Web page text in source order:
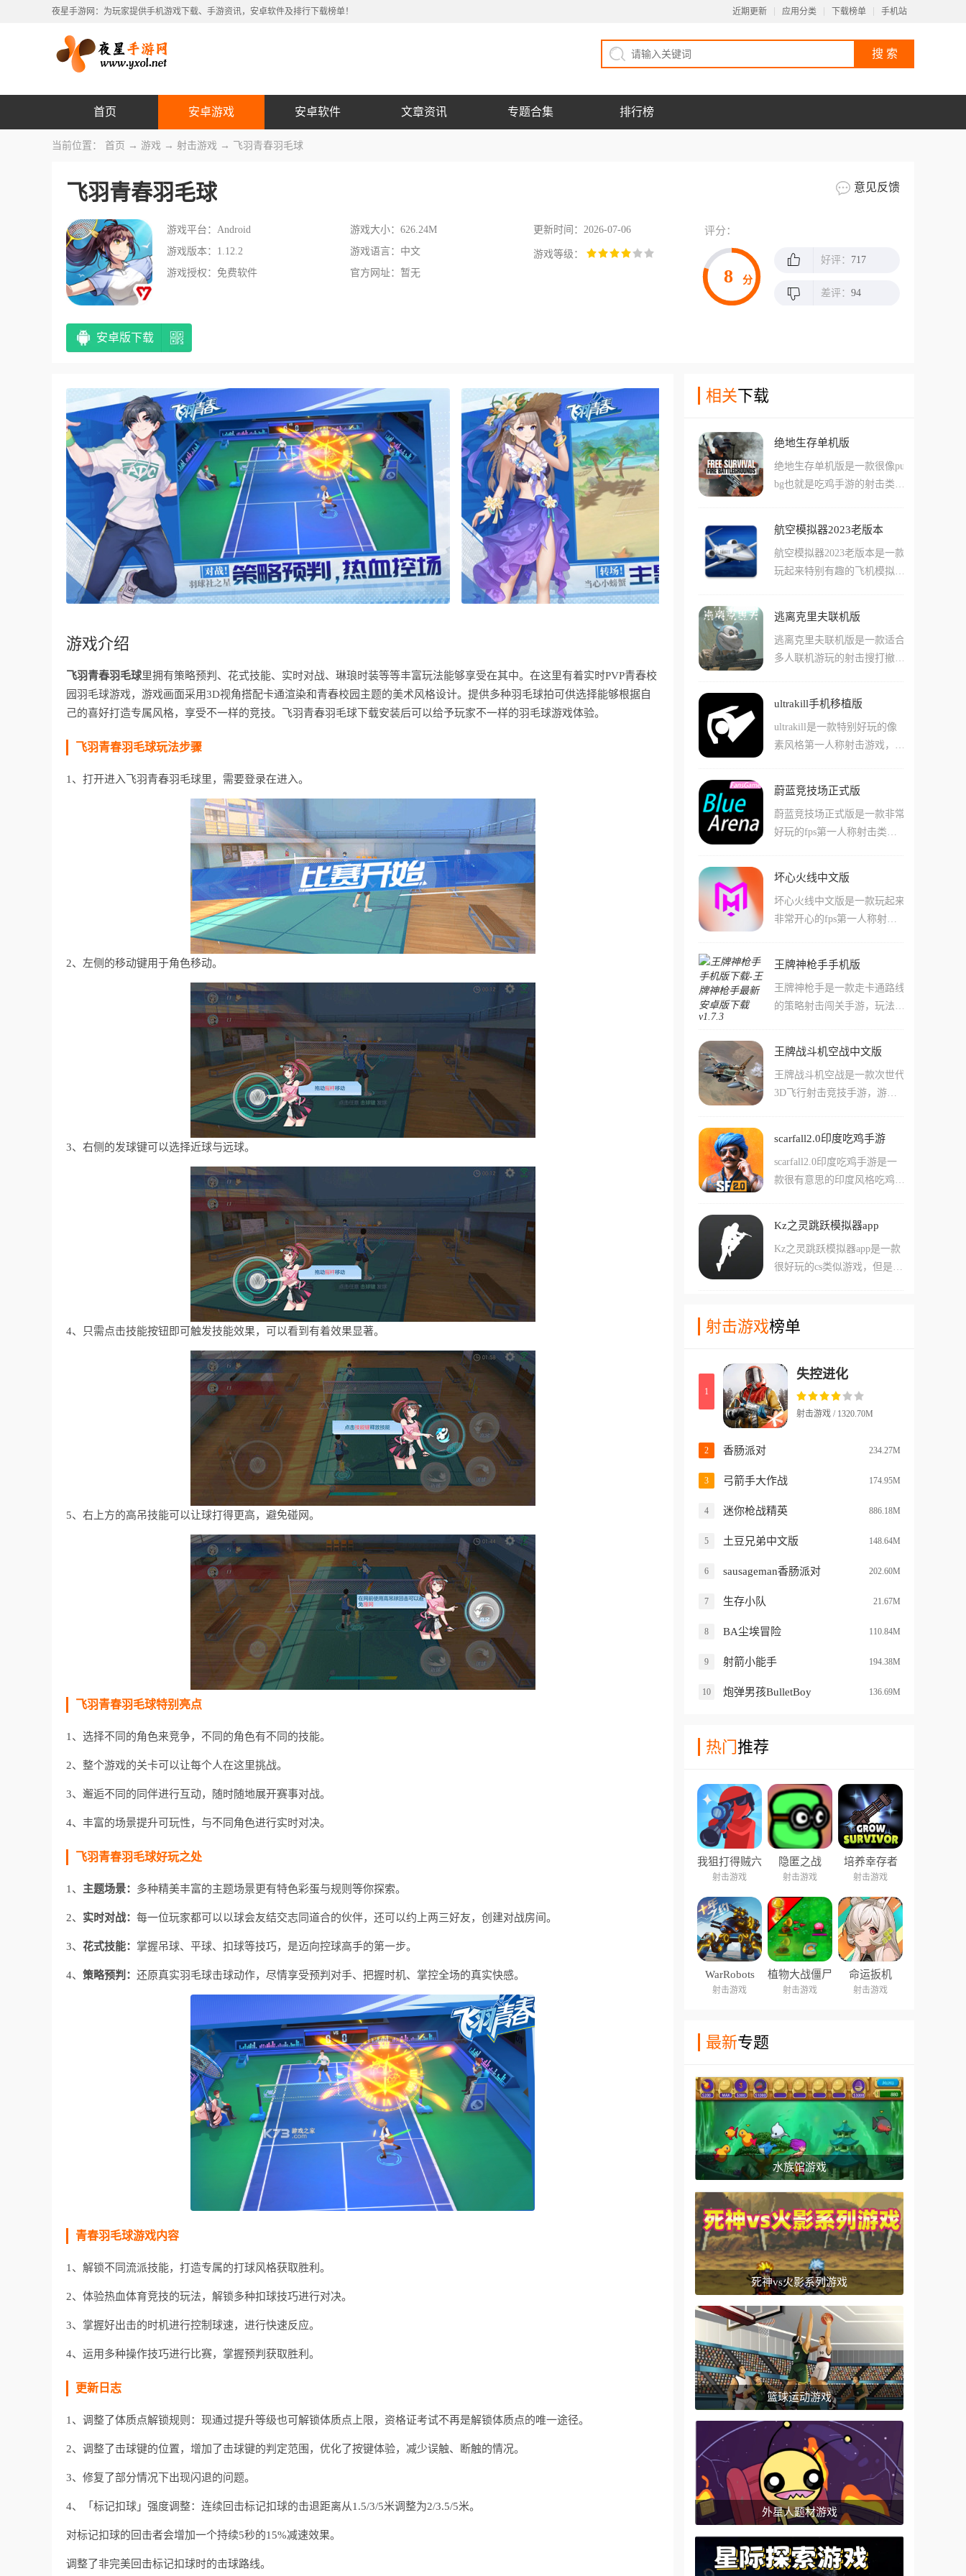
夜星手游网：为玩家提供手机游戏下载、手游资讯，安卓软件及排行下载榜单！ 近期更新 应用分类 下载榜单 手机站
首页 安卓游戏 安卓软件 文章资讯 专题合集 排行榜
当前位置： 首页 → 游戏 → 射击游戏 → 飞羽青春羽毛球
飞羽青春羽毛球 意见反馈
游戏平台：Android 游戏大小：626.24M
更新时间：2026-07-06
游戏版本：1.12.2
游戏语言：中文
游戏等级：
游戏授权：免费软件
官方网址：暂无
评分：
8 分
好评： 717
差评： 94
安卓版下载
游戏介绍
飞羽青春羽毛球里拥有策略预判、花式技能、实时对战、琳琅时装等等丰富玩法能够享受在其中。在这里有着实时PVP青春校
园羽毛球游戏，游戏画面采用3D视角搭配卡通渲染和青春校园主题的美术风格设计。提供多种羽毛球拍可供选择能够根据自
己的喜好打造专属风格，享受不一样的竞技。飞羽青春羽毛球下载安装后可以给予玩家不一样的羽毛球游戏体验。
飞羽青春羽毛球玩法步骤
1、打开进入飞羽青春羽毛球里，需要登录在进入。
2、左侧的移动键用于角色移动。
3、右侧的发球键可以选择近球与远球。
4、只需点击技能按钮即可触发技能效果，可以看到有着效果显著。
5、右上方的高吊技能可以让球打得更高，避免碰网。
飞羽青春羽毛球特别亮点
1、选择不同的角色来竞争，不同的角色有不同的技能。
2、整个游戏的关卡可以让每个人在这里挑战。
3、邂逅不同的同伴进行互动，随时随地展开赛事对战。
4、丰富的场景提升可玩性，与不同角色进行实时对决。
飞羽青春羽毛球好玩之处
1、 主题场景： 多种精美丰富的主题场景更有特色彩蛋与规则等你探索。
2、 实时对战： 每一位玩家都可以以球会友结交志同道合的伙伴，还可以约上两三好友，创建对战房间。
3、 花式技能： 掌握吊球、平球、扣球等技巧，是迈向控球高手的第一步。
4、 策略预判： 还原真实羽毛球击球动作，尽情享受预判对手、把握时机、掌控全场的真实快感。
青春羽毛球游戏内容
1、解锁不同流派技能，打造专属的打球风格获取胜利。
2、体验热血体育竞技的玩法，解锁多种扣球技巧进行对决。
3、掌握好出击的时机进行控制球速，进行快速反应。
4、运用多种操作技巧进行比赛，掌握预判获取胜利。
更新日志
1、调整了体质点解锁规则：现通过提升等级也可解锁体质点上限，资格证考试不再是解锁体质点的唯一途径。
2、调整了击球键的位置，增加了击球键的判定范围，优化了按键体验，减少误触、断触的情况。
3、修复了部分情况下出现闪退的问题。
4、「标记扣球」强度调整：连续回击标记扣球的击退距离从1.5/3/5米调整为2/3.5/5米。
对标记扣球的回击者会增加一个持续5秒的15%减速效果。
调整了非完美回击标记扣球时的击球路线。
相关下载
绝地生存单机版
绝地生存单机版是一款很像pu
bg也就是吃鸡手游的射击类游
武器，游戏中还有复杂的地图
地形，还有不少的载具。游戏
中支持用户们通过战斗不断对
力！在这款游戏中，玩家们还
通过利用这些道具和武器，玩
家们能简单的增强自己的实
航空模拟器2023老版本
航空模拟器2023老版本是一款
玩起来特别有趣的飞机模拟驾
的飞向蓝天!游戏中玩家们可
以复刻自己飞机每一个驾驶的
细节，还能直接操控飞机的方
在空中时还支持一定的自动飞
玩的负担!但是起飞降落这些
流程都是需要玩家们进行手操
逃离克里夫联机版
逃离克里夫联机版是一款适合
多人联机游玩的射击搜打撤手
玩家们操作自己的角色在废土
当中执行各种不同种类的任
务，还能直接采用单机或者联
戏中支持用户们击败各种单机
的物品并且带出战局！游戏中
还有丰富的武器种类和玩法，
ultrakill手机移植版
ultrakill是一款特别好玩的像
素风格第一人称射击游戏，这
泣式评分系统，打起来又爽又
帅！而且手机移植版把PC端
内容基本都搬过来了，包括V
在，血源系统靠杀敌回血，不
弹枪、轨道炮好几种，每种还
能切换副模式，比如左轮可以
头，操作上限很高！
蔚蓝竞技场正式版
蔚蓝竞技场正式版是一款非常
好玩的fps第一人称射击类游
能使用她们的专属武器来进行
战斗!游戏中有着许多非常复
杂的地图，还有很多有趣的机
理运用这些地图上的内容，并
击败尽可能多的对手获取胜
利!游戏作为正式版还补全了
更加丰富了!
坏心火线中文版
坏心火线中文版是一款玩起来
非常开心的fps第一人称射击
感，玩家们在游戏中也可以看
到许多比较老比较经典的地图
场景和玩法!在这款游戏中用
者cs中出现过的武器来战斗。
法，比如生化模式幽灵模式，
这些经典玩法都是玩家们可以
王牌神枪手手机版
王牌神枪手是一款走卡通路线
的策略射击闯关手游，玩法简
点屏幕，瞄准那些黑手党来一
发致命射击，只要你能做到枪
枪爆头，就能像电影里的孤胆
王牌战斗机空战中文版
王牌战斗机空战是一款次世代
3D飞行射击竞技手游，游戏
种以上的独特导弹与反导弹系
统，还内置了功能强大的MO
D菜单，玩家可以在360度的
玩家展开PVP较量，感受电影
scarfall2.0印度吃鸡手游
scarfall2.0印度吃鸡手游是一
款很有意思的印度风格吃鸡手
造的复杂印度场景和地图。游
戏中的玩法还是和传统的吃鸡
游戏差不多，玩家们可以通过
力。游戏中还有不少有意思的
Kz之灵跳跃模拟器app
Kz之灵跳跃模拟器app是一款
很好玩的cs类似游戏，但是游
方法来在地图上的各种障碍中
说反复横跳的方法，快速的在
地面上进行跳跃。还支持用户
们考验自己在真正的cs游戏中
快速移动的技巧，而且使用起
来非常的方便，还能自己微调
射击游戏榜单
1
失控进化
射击游戏 / 1320.70M
2 香肠派对 234.27M
3 弓箭手大作战 174.95M
4 迷你枪战精英 886.18M
5 土豆兄弟中文版 148.64M
6 sausageman香肠派对 202.60M
7 生存小队 21.67M
8 BA尘埃冒险 110.84M
9 射箭小能手 194.38M
10 炮弹男孩BulletBoy 136.69M
热门推荐
我狙打得贼六
2
射击游戏
隐匿之战
射击游戏
培养幸存者
射击游戏
WarRobots
射击游戏
植物大战僵尸
火力版
射击游戏
命运扳机
射击游戏
最新专题
水族馆游戏
死神vs火影系列游戏
篮球运动游戏
外星人题材游戏